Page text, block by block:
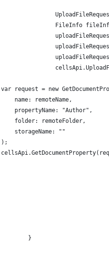
FileInfo
var request = new
    name: remoteName,
    propertyName: "Author",
    folder: remoteFolder,
    storageName: ""
);
        }